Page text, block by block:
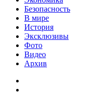
Безопасность
В мире
История
Эксклюзивы
Фото
Видео
Архив